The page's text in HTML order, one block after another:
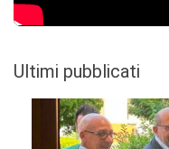
Ultimi pubblicati